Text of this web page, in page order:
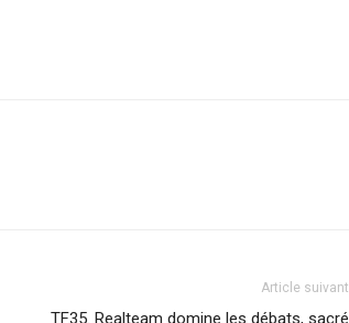
Article suivant
TF35. Realteam domine les débats, sacré